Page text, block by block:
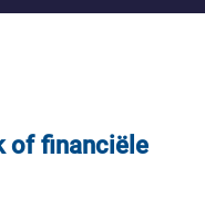
of financiële